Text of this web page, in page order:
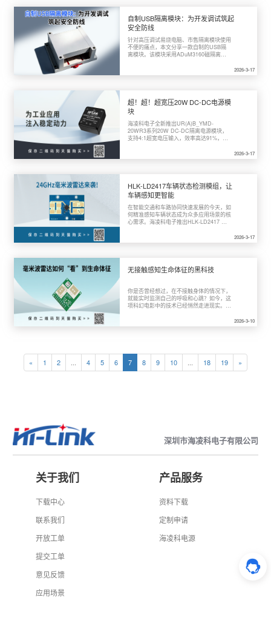
自制USB隔离模块：为开发调试筑起
安全防线
针对高压调试易烧电脑、市售隔离模块使用
不便的痛点，本文分享一款自制的USB隔
离模块。该模块采用ADuM3160磁隔离芯
为开发者提供安全可靠的调试保障。
2026-3-17
超！超！超宽压20W DC-DC电源模
块
海凌科电子全新推出UR(A)B_YMD-
20WR3系列20W DC-DC隔离电源模块，
支持4:1超宽电压输入，效率高达91%，
产品特性、硬件参数、应用场景三个维度进
2026-3-17
HLK-LD2417车辆状态检测模组，让
车辆感知更智能
在智能交通和车路协同快速发展的今天，如
何精准感知车辆状态成为众多应用场景的核
心需求。海凌科电子推出HLK-LD2417
测，支持速度、距离、车道等多维度信息输
组，为开发者提供选型参考。
2026-3-17
无接触感知生命体征的黑科技
你是否曾经想过，在不接触身体的情况下，
就能实时监测自己的呼吸和心跳？如今，这
项科幻电影中的技术已经悄然走进现实。海
能。
2026-3-10
« 1 2 4 5 6 7 8 9 10 18 19 »
深圳市海凌科电子有限公司
关于我们
下载中心
联系我们
开放工单
提交工单
意见反馈
应用场景
产品服务
资料下载
定制申请
海凌科电源